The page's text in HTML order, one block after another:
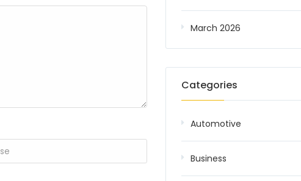
March 2026
Categories
Automotive
Business